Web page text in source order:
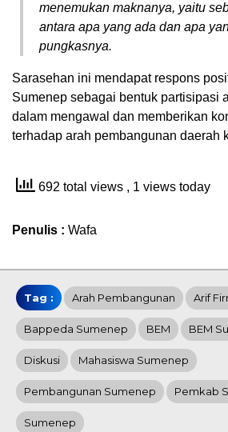
menemukan maknanya, yaitu
antara apa yang ada dan apa
pungkasnya.
Sarasehan ini mendapat respons
Sumenep sebagai bentuk partisipasi
dalam mengawal dan memberikan
terhadap arah pembangunan daerah
692 total views , 1 views today
Penulis : Wafa
Tag : Arah Pembangunan Arif
Bappeda Sumenep BEM BEM
Diskusi Mahasiswa Sumenep
Pembangunan Sumenep Pemkab
Sumenep